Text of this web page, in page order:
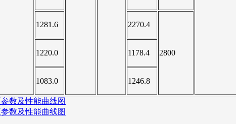
1281.6 2270.4
2800
1220.0 1178.4
1083.0 1246.8
数及性能曲线图
数及性能曲线图